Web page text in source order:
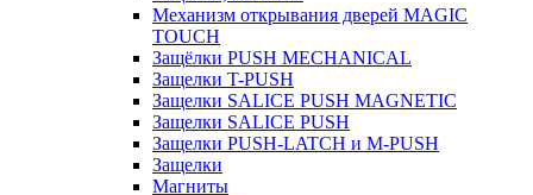
Механизм открывания дверей MAGIC
TOUCH
Защёлки PUSH MECHANICAL
Защелки T-PUSH
Защелки SALICE PUSH MAGNETIC
Защелки SALICE PUSH
Защелки PUSH-LATCH и M-PUSH
Защелки
Магниты